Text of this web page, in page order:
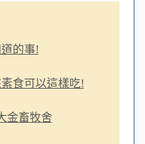
的事!
食可以這樣吃!
金畜牧舍